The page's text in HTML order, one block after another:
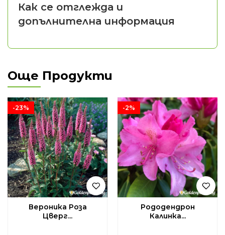
Как се отглежда и
допълнителна информация
Още Продукти
-23%
Вероника Роза
Цверг...
-2%
Рододендрон
Калинка...